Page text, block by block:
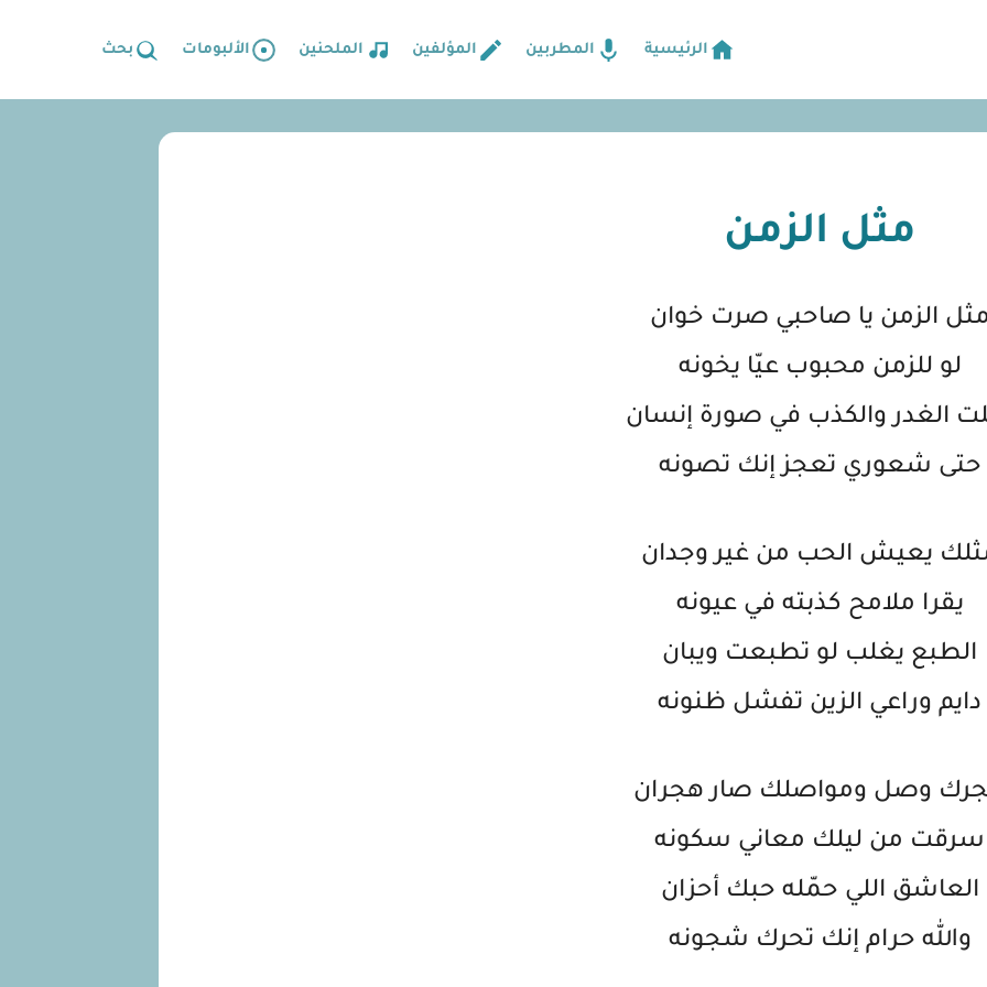
الرئيسية المطربين المؤلفين الملحنين الألبومات بحث
مثل الزمن
الزمن يا صاحبي صرت خوان
لو للزمن محبوب عيّا يخونه
الغدر والكذب في صورة إنسان
حتى شعوري تعجز إنك تصونه
يعيش الحب من غير وجدان
يقرا ملامح كذبته في عيونه
الطبع يغلب لو تطبعت ويبان
دايم وراعي الزين تفشل ظنونه
وصل ومواصلك صار هجران
سرقت من ليلك معاني سكونه
العاشق اللي حمّله حبك أحزان
والله حرام إنك تحرك شجونه